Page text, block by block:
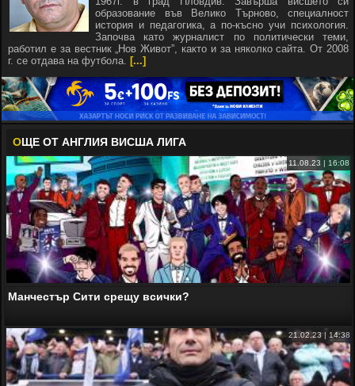
образование във Велико Търново, специалност
история и педагогика, а по-късно учи психология.
Започва като журналист по политически теми,
работил е за вестник „Нов Живот”, както и за няколко сайта. От 2008
г. се отдава на футбола. [...]
ОЩЕ ОТ АНГЛИЯ ВИСША ЛИГА
11.08.23 | 16:08
Манчестър Сити срещу всички?
21.02.23 | 14:38